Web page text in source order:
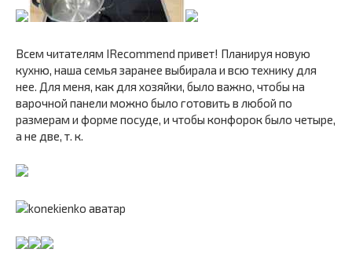
Всем читателям IRecommend привет! Планируя новую
кухню, наша семья заранее выбирала и всю технику для
нее. Для меня, как для хозяйки, было важно, чтобы на
варочной панели можно было готовить в любой по
размерам и форме посуде, и чтобы конфорок было четыре,
а не две, т. к.